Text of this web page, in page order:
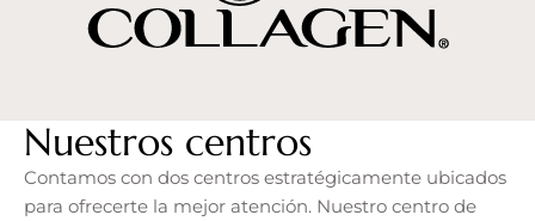
Nuestros centros
Contamos con dos centros estratégicamente ubicados
para ofrecerte la mejor atención. Nuestro centro de